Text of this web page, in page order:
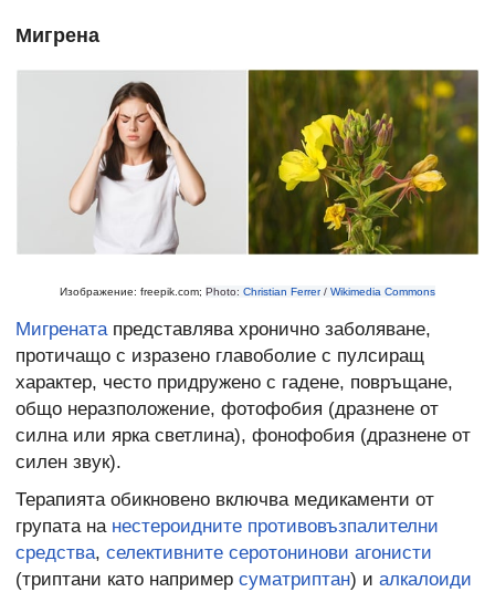
Мигрена
Изображение: freepik.com; Photo: Christian Ferrer / Wikimedia Commons
Мигренатапредставлява хронично заболяване,
протичащо с изразено главоболие с пулсиращ
характер, често придружено с гадене, повръщане,
общо неразположение, фотофобия (дразнене от
силна или ярка светлина), фонофобия (дразнене от
силен звук).
Терапията обикновено включва медикаменти от
групата на нестероидните противовъзпалителни
средства, селективните серотонинови агонисти
(триптани като например суматриптан) и алкалоиди